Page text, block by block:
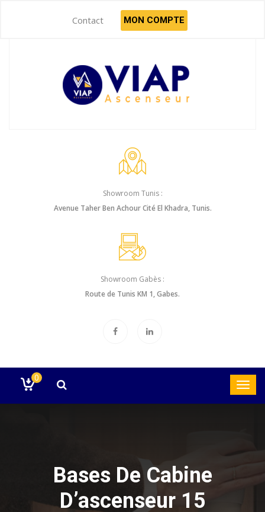
Contact MON COMPTE
Showroom Tunis :
Avenue Taher Ben Achour Cité El Khadra, Tunis.
Showroom Gabès :
Route de Tunis KM 1, Gabes.
0
Bases De Cabine
D’ascenseur 15